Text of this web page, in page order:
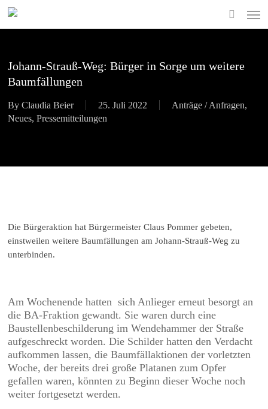
Skip
main
search
Johann-Strauß-Weg: Bürger in Sorge um weitere
Baumfällungen
By Claudia Beier 25. Juli 2022 Anträge / Anfragen,
Neues,Pressemitteilungen
Die Bürgeraktion hat Bürgermeister Claus Pommer gebeten,
einstweilen weitere Baumfällungen am Johann-Strauß-Weg zu
unterbinden.
Am Wochenende hatten sich Anlieger erneut besorgt an
die BA-Fraktion gewandt. Sie waren durch eine
Baustellenbeschilderung im Wendehammer der Straße
aufgeschreckt worden. Die Schilder hatten den Verdacht
aufkommen lassen, die Baumfällaktionen der vorletzten
Woche, der bereits drei große Platanen zum Opfer
gefallen waren, könnten zu Beginn dieser Woche noch
weiter fortgesetzt werden.